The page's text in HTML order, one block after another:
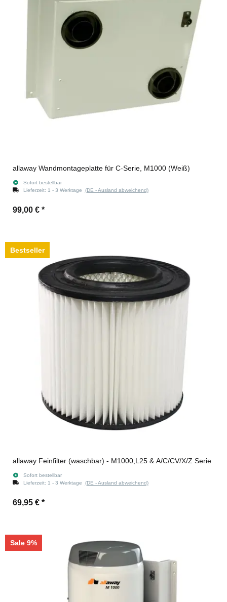
allaway Wandmontageplatte für C-Serie, M1000 (Weiß)
Sofort bestellbar
Lieferzeit: 1 - 3 Werktage (DE - Ausland abweichend)
99,00 € *
Bestseller
allaway Feinfilter (waschbar) - M1000,L25 & A/C/CV/X/Z Serie
Sofort bestellbar
Lieferzeit: 1 - 3 Werktage (DE - Ausland abweichend)
69,95 € *
Sale 9%